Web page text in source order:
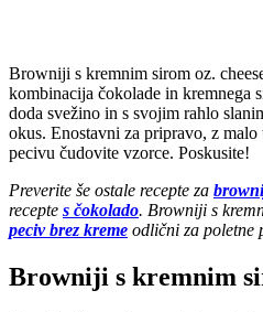
Browniji s kremnim sirom oz.
kombinacija čokolade in kremnega
doda svežino in s svojim rahlo
okus. Enostavni za pripravo, z malo
pecivu čudovite vzorce. Poskusite!
Preverite še ostale recepte za
recepte s čokolado. Browniji s
peciv brez kreme odlični za poletne
Browniji s kremnim